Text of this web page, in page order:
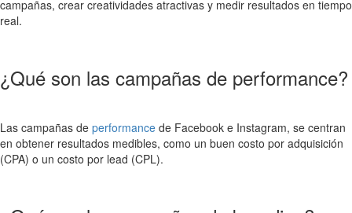
campañas, crear creatividades atractivas y medir resultados en tiempo
real.
¿Qué son las campañas de performance?
Las campañas de performance de Facebook e Instagram, se centran
en obtener resultados medibles, como un buen costo por adquisición
(CPA) o un costo por lead (CPL).